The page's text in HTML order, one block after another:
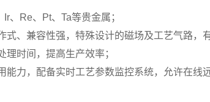
、Re、Pt、Ta等贵金属；
、兼容性强，特殊设计的磁场及工艺气路，
时间，提高生产效率；
力，配备实时工艺参数监控系统，允许在线远